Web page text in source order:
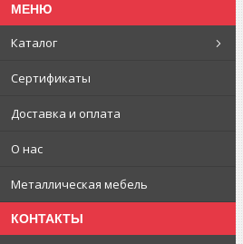
Каталог
Сертификаты
Доставка и оплата
О нас
Металлическая мебель
КОНТАКТЫ